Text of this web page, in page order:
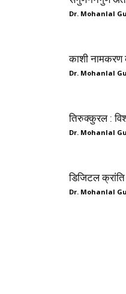
Dr. Mohanlal
काशी नामकरण
Dr. Mohanlal
तिरुक्कुरल :
Dr. Mohanlal
डिजिटल
Dr. Mohanlal